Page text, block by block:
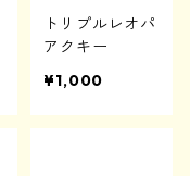
トリプルレオパ
アクキー
¥1,000